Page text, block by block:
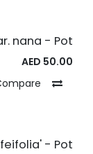
nana - Pot
50.00
- Pot